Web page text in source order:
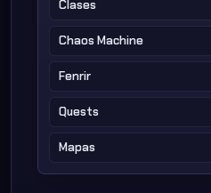
Clases
Chaos Machine
Fenrir
Quests
Mapas